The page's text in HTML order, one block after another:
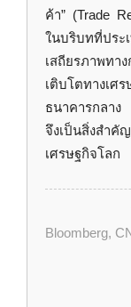
ค้า” (Trade
ในบริบทที่ประ
เสถียรภาพทา
เติบโตทางเ
ธนาคารกลาง
จึงเป็นสิ่งสำคั
เศรษฐกิจโลก
Bloomberg,